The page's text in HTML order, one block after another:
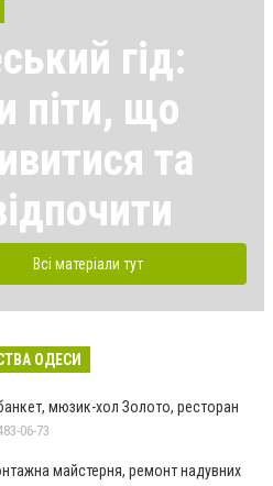
гід:
піти, що
та
Всі матеріали тут
ОДЕСИ
мюзик-хол Золото, ресторан
06-73
майстерня, ремонт надувних